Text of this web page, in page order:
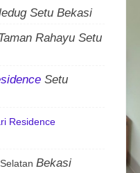
Setu Bekasi
Rahayu Setu
Setu
Residence
Bekasi